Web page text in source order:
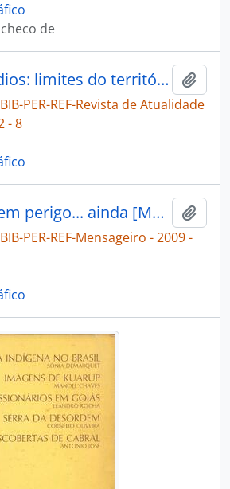
de
A terra dos índios: limites do território tribal [Revista de Atualidade Indigena]
PER-REF-Revista de Atualidade
- 8
A TERRA está em perigo... ainda [Mensageiro]
PER-REF-Mensageiro - 2009 -